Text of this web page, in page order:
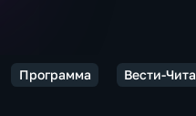
Программа Вести-Чита